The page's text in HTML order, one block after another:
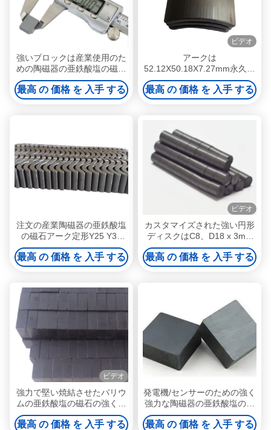
強いブロックは産業使用のた
めの陶磁器の亜鉄酸塩の磁石
C5 C8の等級を形づけた
最高 の 価格 を 入手 する
ビデオ
アークは
52.12X50.18X7.27mm永久的
な亜鉄酸塩の磁石を産業モー
ター高い耐久性のための区分
する
最高 の 価格 を 入手 する
注文の産業陶磁器の亜鉄酸塩
の磁石アーク定形Y25 Y30
Y30BH Y35の等級
最高 の 価格 を 入手 する
ビデオ
カスタマイズされた強い円形
ディスクはC8、D18 x 3mm
の陶磁器の亜鉄酸塩の磁石の
製造業者を形づける
最高 の 価格 を 入手 する
ビデオ
強力で堅い焼結させたバリウ
ムの亜鉄酸塩の磁石の強く永
久的で高い信頼性
最高 の 価格 を 入手 する
発電機/センサーのための強く
強力な陶磁器の亜鉄酸塩の磁
石の正方形のブロック
最高 の 価格 を 入手 する